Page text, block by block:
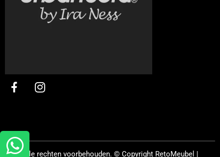
Alle rechten voorbehouden. © Copyright RetoMeubel |